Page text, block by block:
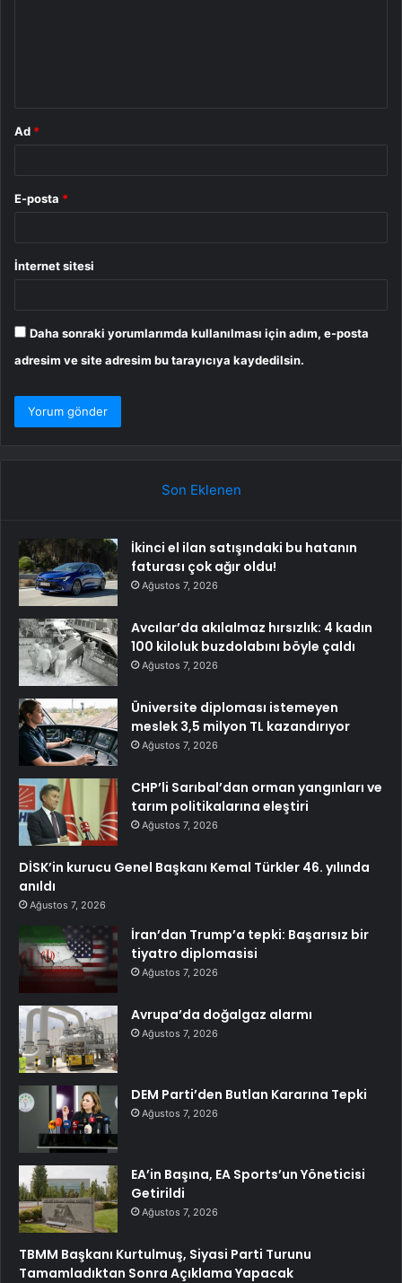
Ad *
E-posta *
İnternet sitesi
Daha sonraki yorumlarımda kullanılması için adım, e-posta
adresim ve site adresim bu tarayıcıya kaydedilsin.
Son Eklenen
İkinci el ilan satışındaki bu hatanın
faturası çok ağır oldu!
Ağustos 7, 2026
Avcılar’da akılalmaz hırsızlık: 4 kadın
100 kiloluk buzdolabını böyle çaldı
Ağustos 7, 2026
Üniversite diploması istemeyen
meslek 3,5 milyon TL kazandırıyor
Ağustos 7, 2026
CHP’li Sarıbal’dan orman yangınları ve
tarım politikalarına eleştiri
Ağustos 7, 2026
DİSK’in kurucu Genel Başkanı Kemal Türkler 46. yılında
anıldı
Ağustos 7, 2026
İran’dan Trump’a tepki: Başarısız bir
tiyatro diplomasisi
Ağustos 7, 2026
Avrupa’da doğalgaz alarmı
Ağustos 7, 2026
DEM Parti’den Butlan Kararına Tepki
Ağustos 7, 2026
EA’in Başına, EA Sports’un Yöneticisi
Getirildi
Ağustos 7, 2026
TBMM Başkanı Kurtulmuş, Siyasi Parti Turunu
Tamamladıktan Sonra Açıklama Yapacak